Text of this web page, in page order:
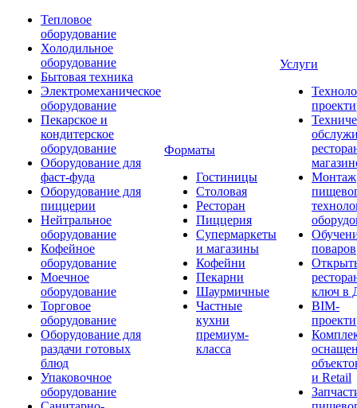
Тепловое
оборудование
Холодильное
оборудование
Бытовая техника
Электромеханическое
оборудование
Пекарское и
кондитерское
оборудование
Оборудование для
фаст-фуда
Оборудование для
пиццерии
Нейтральное
оборудование
Кофейное
оборудование
Моечное
оборудование
Торговое
оборудование
Оборудование для
раздачи готовых
блюд
Упаковочное
оборудование
Форматы
Гостиницы
Столовая
Ресторан
Пиццерия
Супермаркеты
и магазины
Кофейни
Пекарни
Шаурмичные
Частные
кухни
премиум-
класса
Услуги
Монтаж
поваров
ключ в
BIM-
и Retail